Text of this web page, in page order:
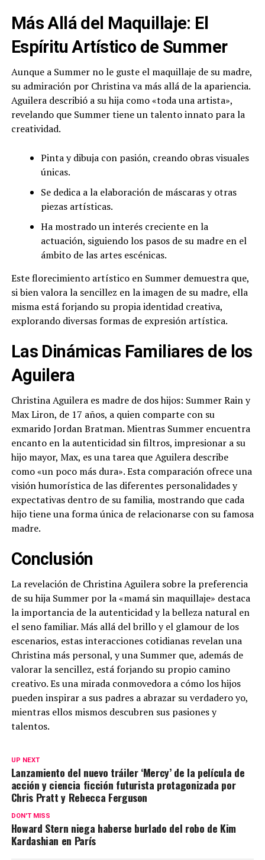
Más Allá del Maquillaje: El
Espíritu Artístico de Summer
Aunque a Summer no le guste el maquillaje de su madre,
su admiración por Christina va más allá de la apariencia.
Aguilera describió a su hija como «toda una artista»,
revelando que Summer tiene un talento innato para la
creatividad.
Pinta y dibuja con pasión, creando obras visuales
únicas.
Se dedica a la elaboración de máscaras y otras
piezas artísticas.
Ha mostrado un interés creciente en la
actuación, siguiendo los pasos de su madre en el
ámbito de las artes escénicas.
Este florecimiento artístico en Summer demuestra que,
si bien valora la sencillez en la imagen de su madre, ella
misma está forjando su propia identidad creativa,
explorando diversas formas de expresión artística.
Las Dinámicas Familiares de los
Aguilera
Christina Aguilera es madre de dos hijos: Summer Rain y
Max Liron, de 17 años, a quien comparte con su
exmarido Jordan Bratman. Mientras Summer encuentra
encanto en la autenticidad sin filtros, impresionar a su
hijo mayor, Max, es una tarea que Aguilera describe
como «un poco más dura». Esta comparación ofrece una
visión humorística de las diferentes personalidades y
expectativas dentro de su familia, mostrando que cada
hijo tiene una forma única de relacionarse con su famosa
madre.
Conclusión
La revelación de Christina Aguilera sobre la preferencia
de su hija Summer por la «mamá sin maquillaje» destaca
la importancia de la autenticidad y la belleza natural en
el seno familiar. Más allá del brillo y el glamour de los
escenarios, estas interacciones cotidianas revelan una
Christina más personal, y una Summer que, además de
valorar la sencillez, está forjando su propio camino
creativo. Es una mirada conmovedora a cómo los hijos
pueden inspirar a sus padres a abrazar su verdadero yo,
mientras ellos mismos descubren sus pasiones y
talentos.
UP NEXT
Lanzamiento del nuevo tráiler ‘Mercy’ de la película de
acción y ciencia ficción futurista protagonizada por
Chris Pratt y Rebecca Ferguson
DON'T MISS
Howard Stern niega haberse burlado del robo de Kim
Kardashian en París